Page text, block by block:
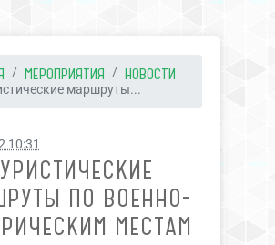
МЕРОПРИЯТИЯ НОВОСТИ
маршруты...
10:31
ПО ВОЕННО-
МЕСТАМ